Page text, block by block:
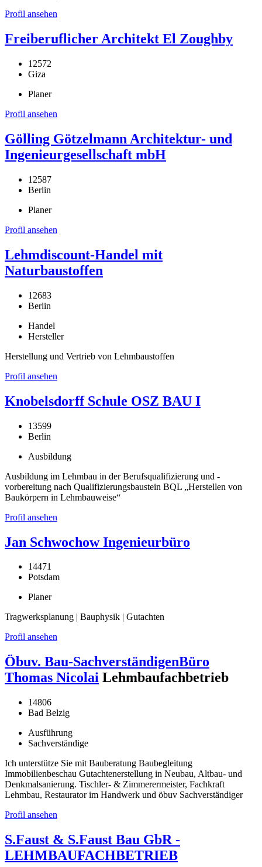
Profil ansehen
Freiberuflicher Architekt El Zoughby
12572
Giza
Planer
Profil ansehen
Gölling Götzelmann Architektur- und
Ingenieurgesellschaft mbH
12587
Berlin
Planer
Profil ansehen
Lehmdiscount-Handel mit
Naturbaustoffen
12683
Berlin
Handel
Hersteller
Herstellung und Vertrieb von Lehmbaustoffen
Profil ansehen
Knobelsdorff Schule OSZ BAU I
13599
Berlin
Ausbildung
Ausbildung im Lehmbau in der Berufsqualifizierung und -
vorbereitung nach Qualifizierungsbaustein BQL „Herstellen von
Baukörpern in Lehmbauweise“
Profil ansehen
Jan Schwochow Ingenieurbüro
14471
Potsdam
Planer
Tragwerksplanung | Bauphysik | Gutachten
Profil ansehen
Öbuv. Bau-SachverständigenBüro
Thomas Nicolai Lehmbaufachbetrieb
14806
Bad Belzig
Ausführung
Sachverständige
Ich unterstütze Sie mit Bauberatung Baubegleitung
Immobilienbeschau Gutachtenerstellung in Neubau, Altbau- und
Denkmalsanierung. Tischler- & Zimmerermeister, Fachkraft
Lehmbau, Restaurator im Handwerk und öbuv Sachverständiger
Profil ansehen
S.Faust & S.Faust Bau GbR -
LEHMBAUFACHBETRIEB